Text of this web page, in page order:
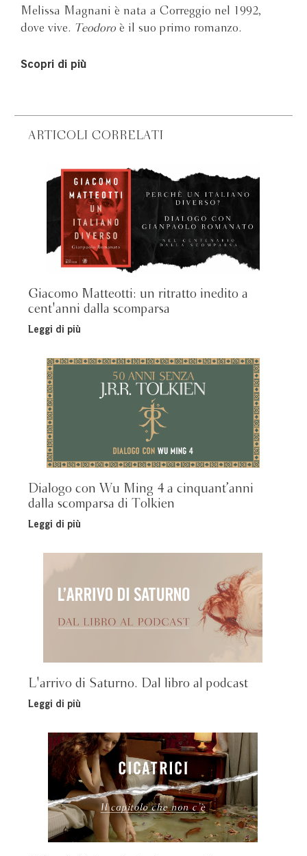
Melissa Magnani è nata a Correggio nel 1992,
dove vive. Teodoro è il suo primo romanzo.
Scopri di più
ARTICOLI CORRELATI
Giacomo Matteotti: un ritratto inedito a
cent'anni dalla scomparsa
Leggi di più
Dialogo con Wu Ming 4 a cinquant’anni
dalla scomparsa di Tolkien
Leggi di più
L'arrivo di Saturno. Dal libro al podcast
Leggi di più